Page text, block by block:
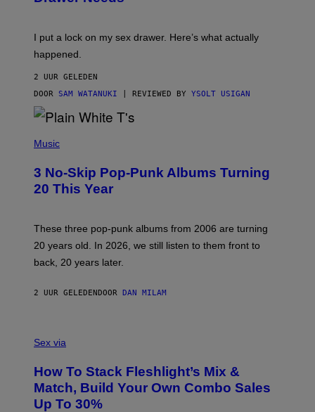
)F
O
R
I
C
I put a lock on my sex drawer. Here’s what actually
happened.
2 UUR GELEDEN
DOOR SAM WATANUKI | REVIEWED BY YSOLT USIGAN
H
O
B
Y
O
T
G
R
E
T
I
M
A
G
Music
3 No-Skip Pop-Punk Albums Turning
20 This Year
These three pop-punk albums from 2006 are turning
20 years old. In 2026, we still listen to them front to
back, 20 years later.
2 UUR GELEDENDOOR DAN MILAM
L
H
L
I
G
Sex via
How To Stack Fleshlight’s Mix &
Match, Build Your Own Combo Sales
Up To 30%